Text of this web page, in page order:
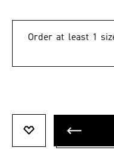
Order at least 1